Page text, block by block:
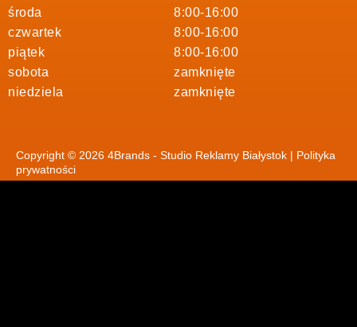
środa
czwartek
piątek
sobota
niedziela
8:00-16:00
8:00-16:00
8:00-16:00
zamknięte
zamknięte
Copyright © 2026 4Brands - Studio Reklamy Białystok | Polityka
prywatności